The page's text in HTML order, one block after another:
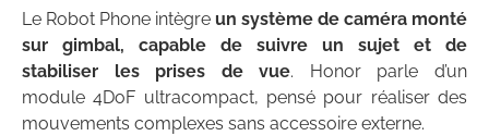
Le Robot Phone intègre un système de caméra monté
sur gimbal, capable de suivre un sujet et de
stabiliser les prises de vue. Honor parle d’un
module 4DoF ultracompact, pensé pour réaliser des
mouvements complexes sans accessoire externe.